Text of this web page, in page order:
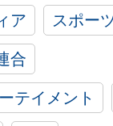
ア スポー
合
テイメント